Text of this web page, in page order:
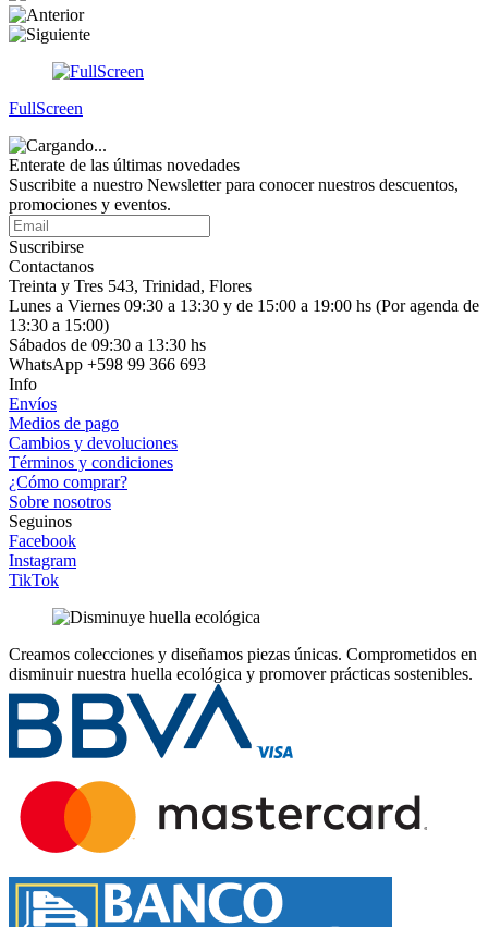
FullScreen
Enterate de las últimas novedades
Suscribite a nuestro Newsletter para conocer nuestros descuentos,
promociones y eventos.
Suscribirse
Contactanos
Treinta y Tres 543, Trinidad, Flores
Lunes a Viernes 09:30 a 13:30 y de 15:00 a 19:00 hs (Por agenda de
13:30 a 15:00)
Sábados de 09:30 a 13:30 hs
WhatsApp +598 99 366 693
Info
Envíos
Medios de pago
Cambios y devoluciones
Términos y condiciones
¿Cómo comprar?
Sobre nosotros
Seguinos
Facebook
Instagram
TikTok
Creamos colecciones y diseñamos piezas únicas. Comprometidos en
disminuir nuestra huella ecológica y promover prácticas sostenibles.